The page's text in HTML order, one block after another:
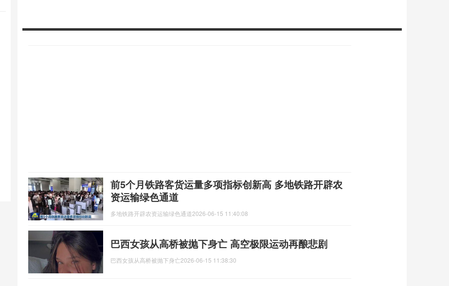
前5个月铁路客货运量多项指标创新高 多地铁路开辟农
资运输绿色通道
多地铁路开辟农资运输绿色通道2026-06-15 11:40:08
巴西女孩从高桥被抛下身亡 高空极限运动再酿悲剧
巴西女孩从高桥被抛下身亡2026-06-15 11:38:30